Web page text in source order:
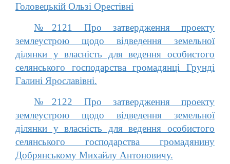
Головецькій Ользі Орестівні
№2121 Про затвердження проекту
землеустрою щодо відведення земельної
ділянки у власність для ведення особистого
селянського господарства громадянці Грунді
Галині Ярославівні.
№2122 Про затвердження проекту
землеустрою щодо відведення земельної
ділянки у власність для ведення особистого
селянського господарства громадянину
Добрянському Михайлу Антоновичу.